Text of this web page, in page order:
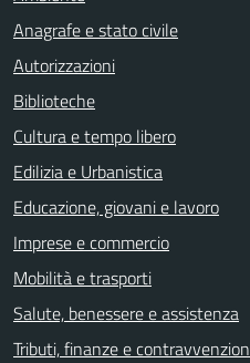
Anagrafe e stato civile
Autorizzazioni
Biblioteche
Cultura e tempo libero
Edilizia e Urbanistica
Educazione, giovani e lavoro
Imprese e commercio
Mobilità e trasporti
Salute, benessere e assistenza
Tributi, finanze e